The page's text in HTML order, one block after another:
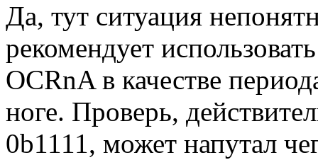
Да, тут ситуация
рекомендует
OCRnA в качестве
ноге. Проверь,
0b1111, может напутал